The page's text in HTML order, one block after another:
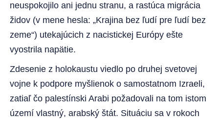
neuspokojilo ani jednu stranu, a rastúca migrácia
židov (v mene hesla: „Krajina bez ľudí pre ľudí bez
zeme“) utekajúcich z nacistickej Európy ešte
vyostrila napätie.
Zdesenie z holokaustu viedlo po druhej svetovej
vojne k podpore myšlienok o samostatnom Izraeli,
zatiaľ čo palestínski Arabi požadovali na tom istom
území vlastný, arabský štát. Situáciu sa v rokoch